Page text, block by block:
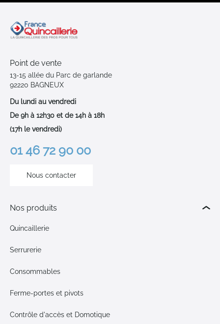
Point de vente
13-15 allée du Parc de garlande
92220 BAGNEUX
Du lundi au vendredi
De 9h à 12h30 et de 14h à 18h
(17h le vendredi)
01 46 72 90 00
Nous contacter
Nos produits
Quincaillerie
Serrurerie
Consommables
Ferme-portes et pivots
Contrôle d'accès et Domotique